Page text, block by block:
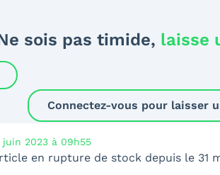
sois pas timide, laisse
Connectez-vous pour laisser
juin 2023 à 09h55
en rupture de stock depuis le 31